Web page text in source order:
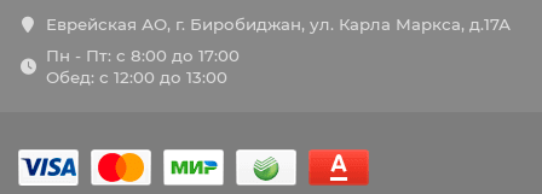
Еврейская АО, г. Биробиджан, ул. Карла Маркса, д.17А
Пн - Пт: с 8:00 до 17:00
Обед: с 12:00 до 13:00